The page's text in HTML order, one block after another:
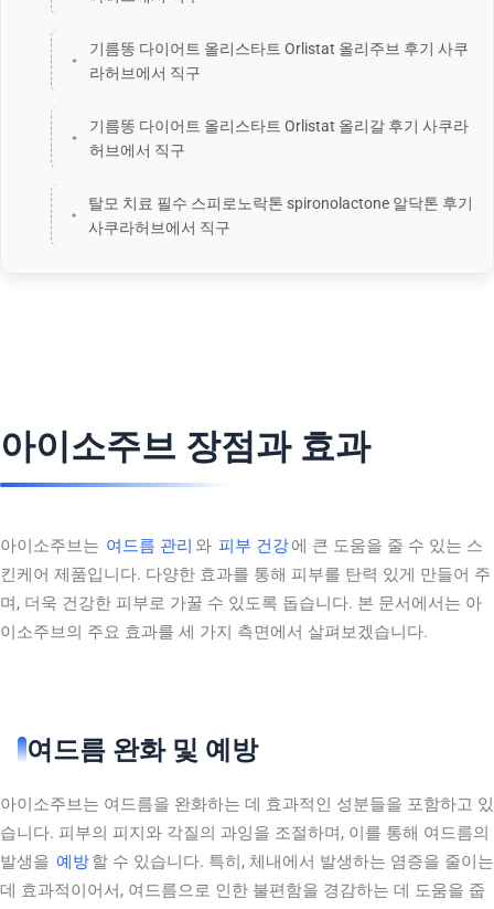
기름똥 다이어트 올리스타트 Orlistat 올리주브 후기 사쿠
라허브에서 직구
기름똥 다이어트 올리스타트 Orlistat 올리갈 후기 사쿠라
허브에서 직구
탈모 치료 필수 스피로노락톤 spironolactone 알닥톤 후기
사쿠라허브에서 직구
아이소주브 장점과 효과
아이소주브는 여드름 관리 와 피부 건강에 큰 도움을 줄 수 있는 스
킨케어 제품입니다. 다양한 효과를 통해 피부를 탄력 있게 만들어 주
며, 더욱 건강한 피부로 가꿀 수 있도록 돕습니다. 본 문서에서는 아
이소주브의 주요 효과를 세 가지 측면에서 살펴보겠습니다.
여드름 완화 및 예방
아이소주브는 여드름을 완화하는 데 효과적인 성분들을 포함하고 있
습니다. 피부의 피지와 각질의 과잉을 조절하며, 이를 통해 여드름의
발생을 예방할 수 있습니다. 특히, 체내에서 발생하는 염증을 줄이는
데 효과적이어서, 여드름으로 인한 불편함을 경감하는 데 도움을 줍